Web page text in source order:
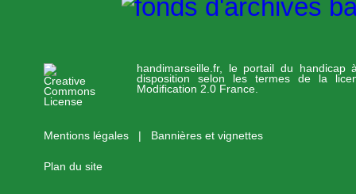
handimarseille.fr, le portail du handicap
disposition selon les termes de la
Modification 2.0 France.
Mentions légales Bannières et vignettes
Plan du site